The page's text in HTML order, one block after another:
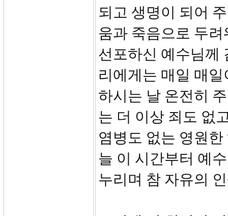
되고 생명이 되어
움과 죽음으로 두
선포하신 예수님께
리에게는 매일 매
하시는 날 온전히
는 더 이상 죄도 없
염병도 없는 영원
늘 이 시간부터 예
누리며 참 자유의